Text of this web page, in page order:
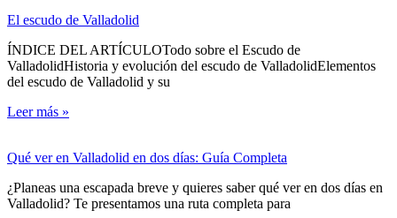
El escudo de Valladolid
ÍNDICE DEL ARTÍCULOTodo sobre el Escudo de
ValladolidHistoria y evolución del escudo de ValladolidElementos
del escudo de Valladolid y su
Leer más »
Qué ver en Valladolid en dos días: Guía Completa
¿Planeas una escapada breve y quieres saber qué ver en dos días en
Valladolid? Te presentamos una ruta completa para